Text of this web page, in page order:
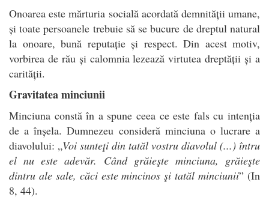
Onoarea este mărturia socială acordată demnității umane,
și toate persoanele trebuie să se bucure de dreptul natural
la onoare, bună reputație și respect. Din acest motiv,
vorbirea de rău și calomnia lezează virtutea dreptății și a
carității.
Gravitatea minciunii
Minciuna constă în a spune ceea ce este fals cu intenția
de a înșela. Dumnezeu consideră minciuna o lucrare a
diavolului: „Voi sunteţi din tatăl vostru diavolul (...) întru
el nu este adevăr. Când grăieşte minciuna, grăieşte
dintru ale sale, căci este mincinos şi tatăl minciunii” (In
8, 44).